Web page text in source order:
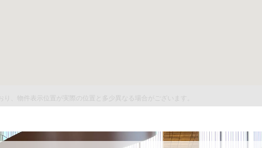
、物件表示位置が実際の位置と多少異なる場合がございます。